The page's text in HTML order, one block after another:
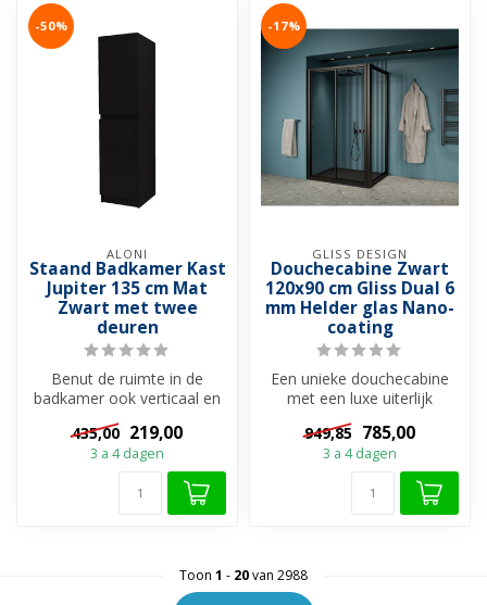
-50%
ALONI
Staand Badkamer Kast
Jupiter 135 cm Mat
Zwart met twee
deuren
Benut de ruimte in de
badkamer ook verticaal en
creëer op een stijlvolle
manier ...
435,00 219,00
3 a 4 dagen
-17%
GLISS DESIGN
Douchecabine Zwart
120x90 cm Gliss Dual 6
mm Helder glas Nano-
coating
Een unieke douchecabine
met een luxe uiterlijk
dankzij de robuuste
profielen in ...
949,85 785,00
3 a 4 dagen
Toon 1 - 20van 2988